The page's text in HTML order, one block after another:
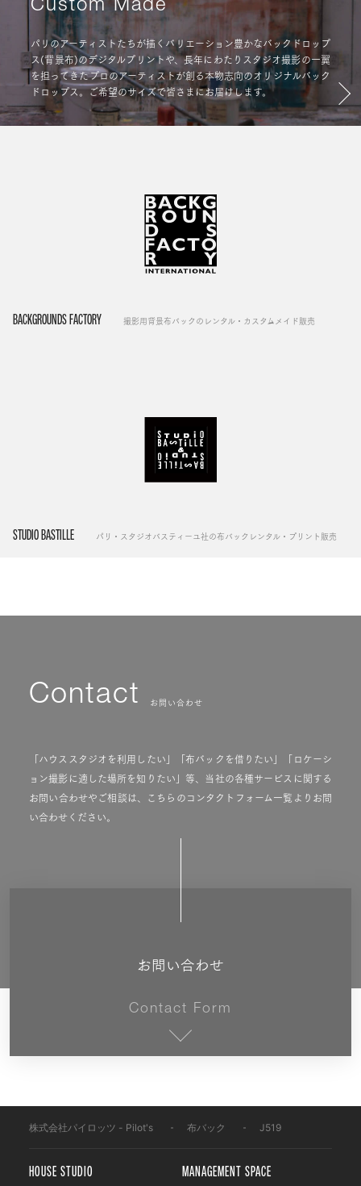
Custom Made
パリのアーティストたちが描くバリエーション豊かなバックドロップ
ス(背景布)のデジタルプリントや、長年にわたりスタジオ撮影の一翼
を担ってきたプロのアーティストが創る本物志向のオリジナルバック
ドロップス。ご希望のサイズで皆さまにお届けします。
BACKGROUNDS FACTORY 撮影用背景布バックのレンタル・カスタムメイド販売
STUDIO BASTILLE パリ・スタジオバスティーユ社の布バックレンタル・プリント販売
Contact お問い合わせ
「ハウススタジオを利用したい」「布バックを借りたい」「ロケーシ
ョン撮影に適した場所を知りたい」等、当社の各種サービスに関する
お問い合わせやご相談は、こちらのコンタクトフォーム一覧よりお問
い合わせください。
お問い合わせ
Contact Form
株式会社パイロッツ - Pilot's 布バック J519
HOUSE STUDIO MANAGEMENT SPACE